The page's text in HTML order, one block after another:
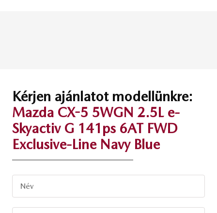
Kérjen ajánlatot modellünkre:
Mazda CX-5 5WGN 2.5L e-
Skyactiv G 141ps 6AT FWD
Exclusive-Line Navy Blue